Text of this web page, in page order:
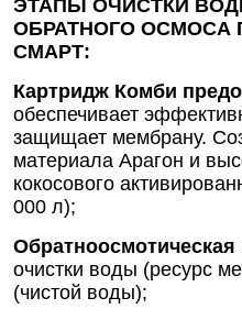
ЭТАПЫ ОЧИСТКИ
ОБРАТНОГО ОСМОСА
СМАРТ:
Картридж Комби
обеспечивает
защищает мембрану.
материала Арагон и
кокосового
000 л);
очистки воды (ресурс
(чистой воды);